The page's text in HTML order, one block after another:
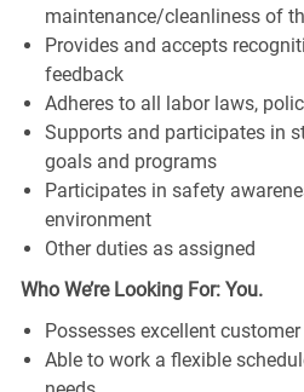
maintenance/cleanliness of
Provides and accepts
feedback
Adheres to all labor laws,
Supports and participates in
goals and programs
Participates in safety
environment
Other duties as assigned
Who We’re Looking For: You.
Possesses excellent
Able to work a flexible